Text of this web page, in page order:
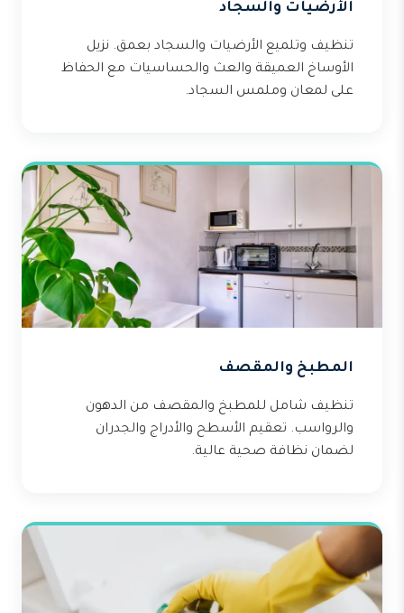
الأرضيات والسجاد
تنظيف وتلميع الأرضيات والسجاد بعمق. نزيل
الأوساخ العميقة والعث والحساسيات مع الحفاظ
على لمعان وملمس السجاد.
المطبخ والمقصف
تنظيف شامل للمطبخ والمقصف من الدهون
والرواسب. تعقيم الأسطح والأدراج والجدران
لضمان نظافة صحية عالية.